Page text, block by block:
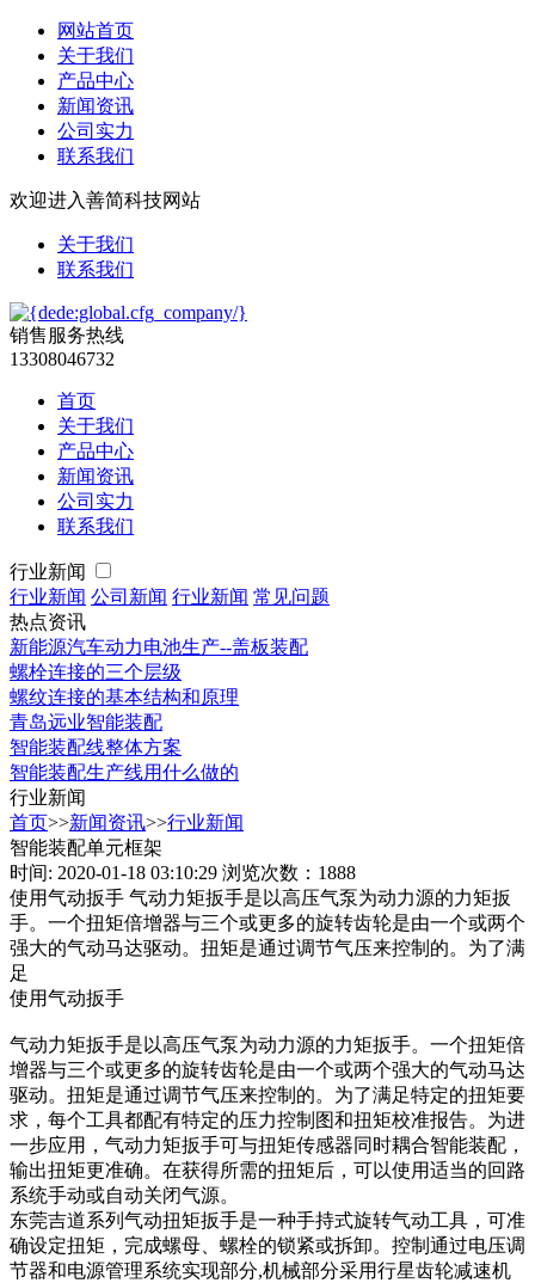
网站首页
关于我们
产品中心
新闻资讯
公司实力
联系我们
欢迎进入善简科技网站
关于我们
联系我们
销售服务热线
13308046732
首页
关于我们
产品中心
新闻资讯
公司实力
联系我们
行业新闻
行业新闻 公司新闻 行业新闻 常见问题
热点资讯
新能源汽车动力电池生产--盖板装配
螺栓连接的三个层级
螺纹连接的基本结构和原理
青岛远业智能装配
智能装配线整体方案
智能装配生产线用什么做的
行业新闻
首页>>新闻资讯>>行业新闻
智能装配单元框架
时间: 2020-01-18 03:10:29 浏览次数：1888
使用气动扳手 气动力矩扳手是以高压气泵为动力源的力矩扳
手。一个扭矩倍增器与三个或更多的旋转齿轮是由一个或两个
强大的气动马达驱动。扭矩是通过调节气压来控制的。为了满
足
使用气动扳手
气动力矩扳手是以高压气泵为动力源的力矩扳手。一个扭矩倍
增器与三个或更多的旋转齿轮是由一个或两个强大的气动马达
驱动。扭矩是通过调节气压来控制的。为了满足特定的扭矩要
求，每个工具都配有特定的压力控制图和扭矩校准报告。为进
一步应用，气动力矩扳手可与扭矩传感器同时耦合智能装配，
输出扭矩更准确。在获得所需的扭矩后，可以使用适当的回路
系统手动或自动关闭气源。
东莞吉道系列气动扭矩扳手是一种手持式旋转气动工具，可准
确设定扭矩，完成螺母、螺栓的锁紧或拆卸。控制通过电压调
节器和电源管理系统实现部分,机械部分采用行星齿轮减速机